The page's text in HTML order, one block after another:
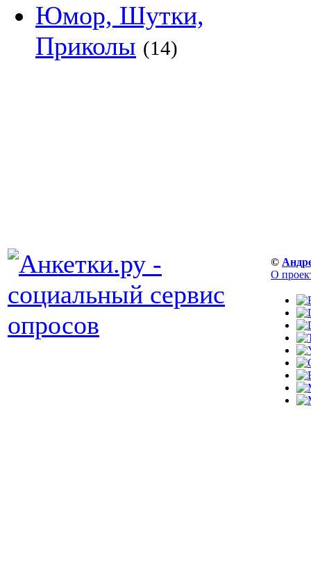
Юмор, Шутки,
Приколы (14)
©
О